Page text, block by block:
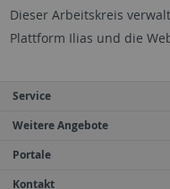
Dieser Arbeitskreis
Plattform Ilias und die
Service
Weitere Angebote
Portale
Kontakt